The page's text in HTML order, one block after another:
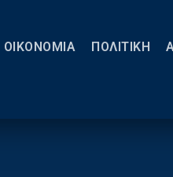
ΟΙΚΟΝΟΜΙΑ ΠΟΛΙΤΙΚΗ